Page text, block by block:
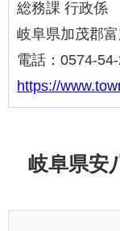
総務課 行政係
岐阜県加茂郡
電話：0574-
https://
岐阜県安